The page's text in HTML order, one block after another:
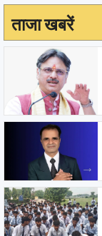
ताजा खबरें